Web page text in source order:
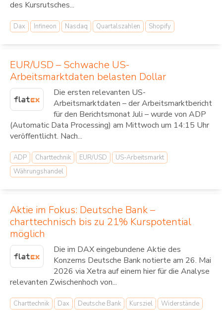
des Kursrutsches...
Dax Infineon Nasdaq Quartalszahlen Shopify
EUR/USD – Schwache US-
Arbeitsmarktdaten belasten Dollar
Die ersten relevanten US-
Arbeitsmarktdaten – der Arbeitsmarktbericht
für den Berichtsmonat Juli – wurde von ADP
(Automatic Data Processing) am Mittwoch um 14:15 Uhr
veröffentlicht. Nach...
ADP Charttechnik EUR/USD
US-Arbeitsmarkt
Währungshandel
Aktie im Fokus: Deutsche Bank –
charttechnisch bis zu 21% Kurspotential
möglich
Die im DAX eingebundene Aktie des
Konzerns Deutsche Bank notierte am 26. Mai
2026 via Xetra auf einem hier für die Analyse
relevanten Zwischenhoch von...
Charttechnik Dax Deutsche Bank Kursziel Widerstände